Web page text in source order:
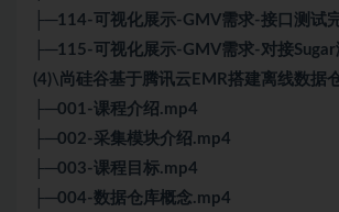
├─114-可视化展示-GMV需求-接口测试
├─115-可视化展示-GMV需求-对接
(4)\尚硅谷基于腾讯云EMR搭建离线数据
├─001-课程介绍.mp4
├─002-采集模块介绍.mp4
├─003-课程目标.mp4
├─004-数据仓库概念.mp4